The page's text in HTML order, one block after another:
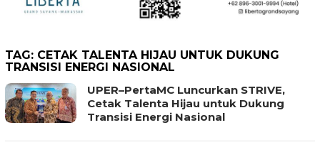
TAG: CETAK TALENTA HIJAU UNTUK DUKUNG
TRANSISI ENERGI NASIONAL
UPER–PertaMC Luncurkan STRIVE,
Cetak Talenta Hijau untuk Dukung
Transisi Energi Nasional